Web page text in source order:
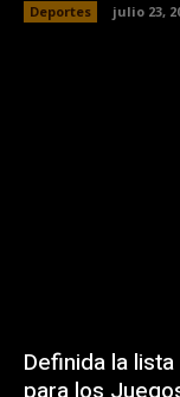
Deportes julio 23,
Definida la